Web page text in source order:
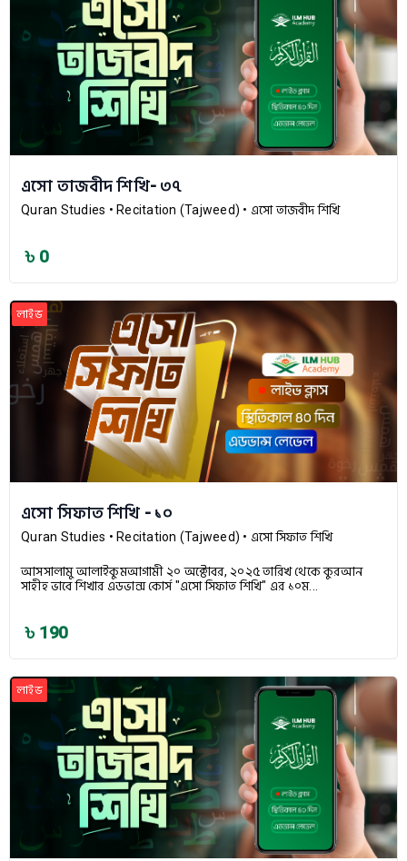
এসো তাজবীদ শিখি- ৩৭
Quran Studies • Recitation (Tajweed) • এসো তাজবীদ শিখি
৳ 0
লাইভ
এসো সিফাত শিখি - ১০
Quran Studies • Recitation (Tajweed) • এসো সিফাত শিখি
আসসালামু আলাইকুমআগামী ২০ অক্টোবর, ২০২৫ তারিখ থেকে কুরআন
সাহীহ ভাবে শিখার এডভান্স কোর্স "এসো সিফাত শিখি" এর ১০ম...
৳ 190
লাইভ